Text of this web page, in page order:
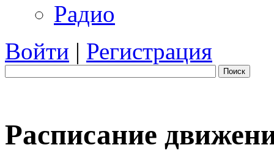
Радио
Войти | Регистрация
Поиск
Расписание